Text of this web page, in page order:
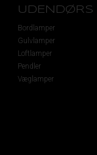
UDENDØRS
Bordlamper
Gulvlamper
Loftlamper
Pendler
Væglamper